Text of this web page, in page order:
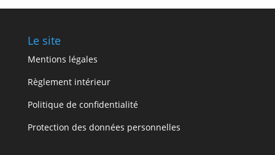
Le site
Mentions légales
Règlement intérieur
Politique de confidentialité
Protection des données personnelles